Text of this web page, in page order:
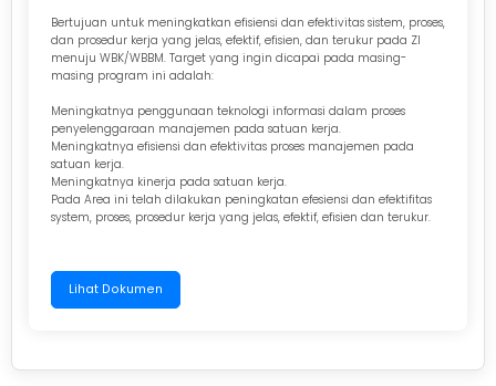
Bertujuan untuk meningkatkan efisiensi dan efektivitas sistem, proses,
dan prosedur kerja yang jelas, efektif, efisien, dan terukur pada ZI
menuju WBK/WBBM. Target yang ingin dicapai pada masing-
masing program ini adalah:
Meningkatnya penggunaan teknologi informasi dalam proses
penyelenggaraan manajemen pada satuan kerja.
Meningkatnya efisiensi dan efektivitas proses manajemen pada
satuan kerja.
Meningkatnya kinerja pada satuan kerja.
Pada Area ini telah dilakukan peningkatan efesiensi dan efektifitas
system, proses, prosedur kerja yang jelas, efektif, efisien dan terukur.
Lihat Dokumen